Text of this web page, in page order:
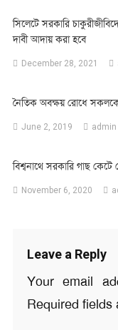
সিলেটে সরকারি
দাবী আদায় করা হবে
December 28, 2021
নৈতিক অবক্ষয় রোধে
June 2, 2019 admin
বিশ্বনাথে সরকারি গাছ
November 6, 2020
Leave a Reply
Your email
Required fields